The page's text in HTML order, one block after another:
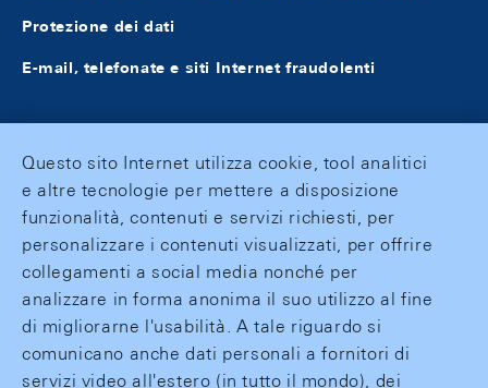
Protezione dei dati
E-mail, telefonate e siti Internet fraudolenti
Questo sito Internet utilizza cookie, tool analitici
e altre tecnologie per mettere a disposizione
funzionalità, contenuti e servizi richiesti, per
personalizzare i contenuti visualizzati, per offrire
collegamenti a social media nonché per
analizzare in forma anonima il suo utilizzo al fine
di migliorarne l'usabilità. A tale riguardo si
comunicano anche dati personali a fornitori di
servizi video all'estero (in tutto il mondo), dei